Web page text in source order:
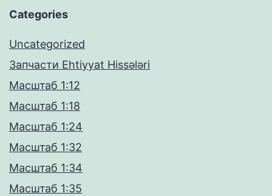
Categories
Uncategorized
Запчасти Ehtiyyat Hissələri
Масштаб 1:12
Масштаб 1:18
Масштаб 1:24
Масштаб 1:32
Масштаб 1:34
Масштаб 1:35